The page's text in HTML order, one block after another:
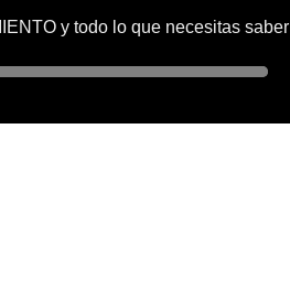
y todo lo que necesitas saber